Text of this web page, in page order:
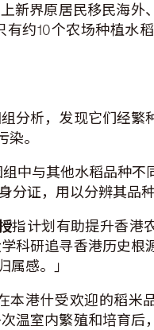
新界原居民移民海外
约10个农场种植水
分析，发现它们经繁
。
中与其他水稻品种不
证，用以分辨其品种
指计划有助提升香港
科研追寻香港历史根
感。」
本港什受欢迎的稻米
温室内繁殖和培育后